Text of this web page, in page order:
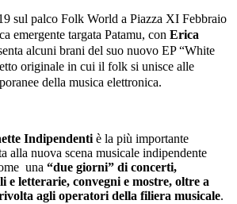
sul palco Folk World a Piazza XI Febbraio
emergente targata Patamu, con Erica
alcuni brani del suo nuovo EP “White
originale in cui il folk si unisce alle
della musica elettronica.
Indipendenti è la più importante
alla nuova scena musicale indipendente
una “due giorni” di concerti,
e letterarie, convegni e mostre, oltre a
agli operatori della filiera musicale.